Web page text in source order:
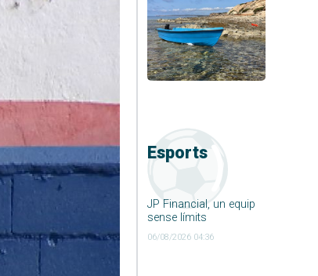
Esports
JP Financial, un equip
sense límits
06/08/2026 04:36